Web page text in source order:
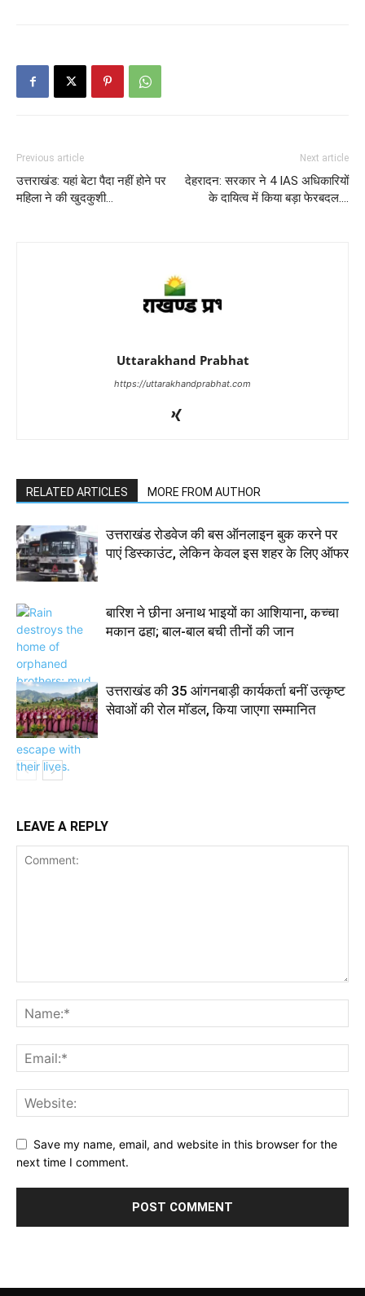
Previous article
उत्तराखंड: यहां बेटा पैदा नहीं होने पर
महिला ने की खुदकुशी…
Next article
देहरादन: सरकार ने 4 IAS अधिकारियों
के दायित्व में किया बड़ा फेरबदल….
Uttarakhand Prabhat
https://uttarakhandprabhat.com
RELATED ARTICLES MORE FROM AUTHOR
उत्तराखंड रोडवेज की बस ऑनलाइन बुक करने पर
पाएं डिस्काउंट, लेकिन केवल इस शहर के लिए ऑफर
बारिश ने छीना अनाथ भाइयों का आशियाना, कच्चा
मकान ढहा; बाल-बाल बची तीनों की जान
उत्तराखंड की 35 आंगनबाड़ी कार्यकर्ता बनीं उत्कृष्ट
सेवाओं की रोल मॉडल, किया जाएगा सम्मानित
LEAVE A REPLY
Save my name, email, and website in this browser for the
next time I comment.